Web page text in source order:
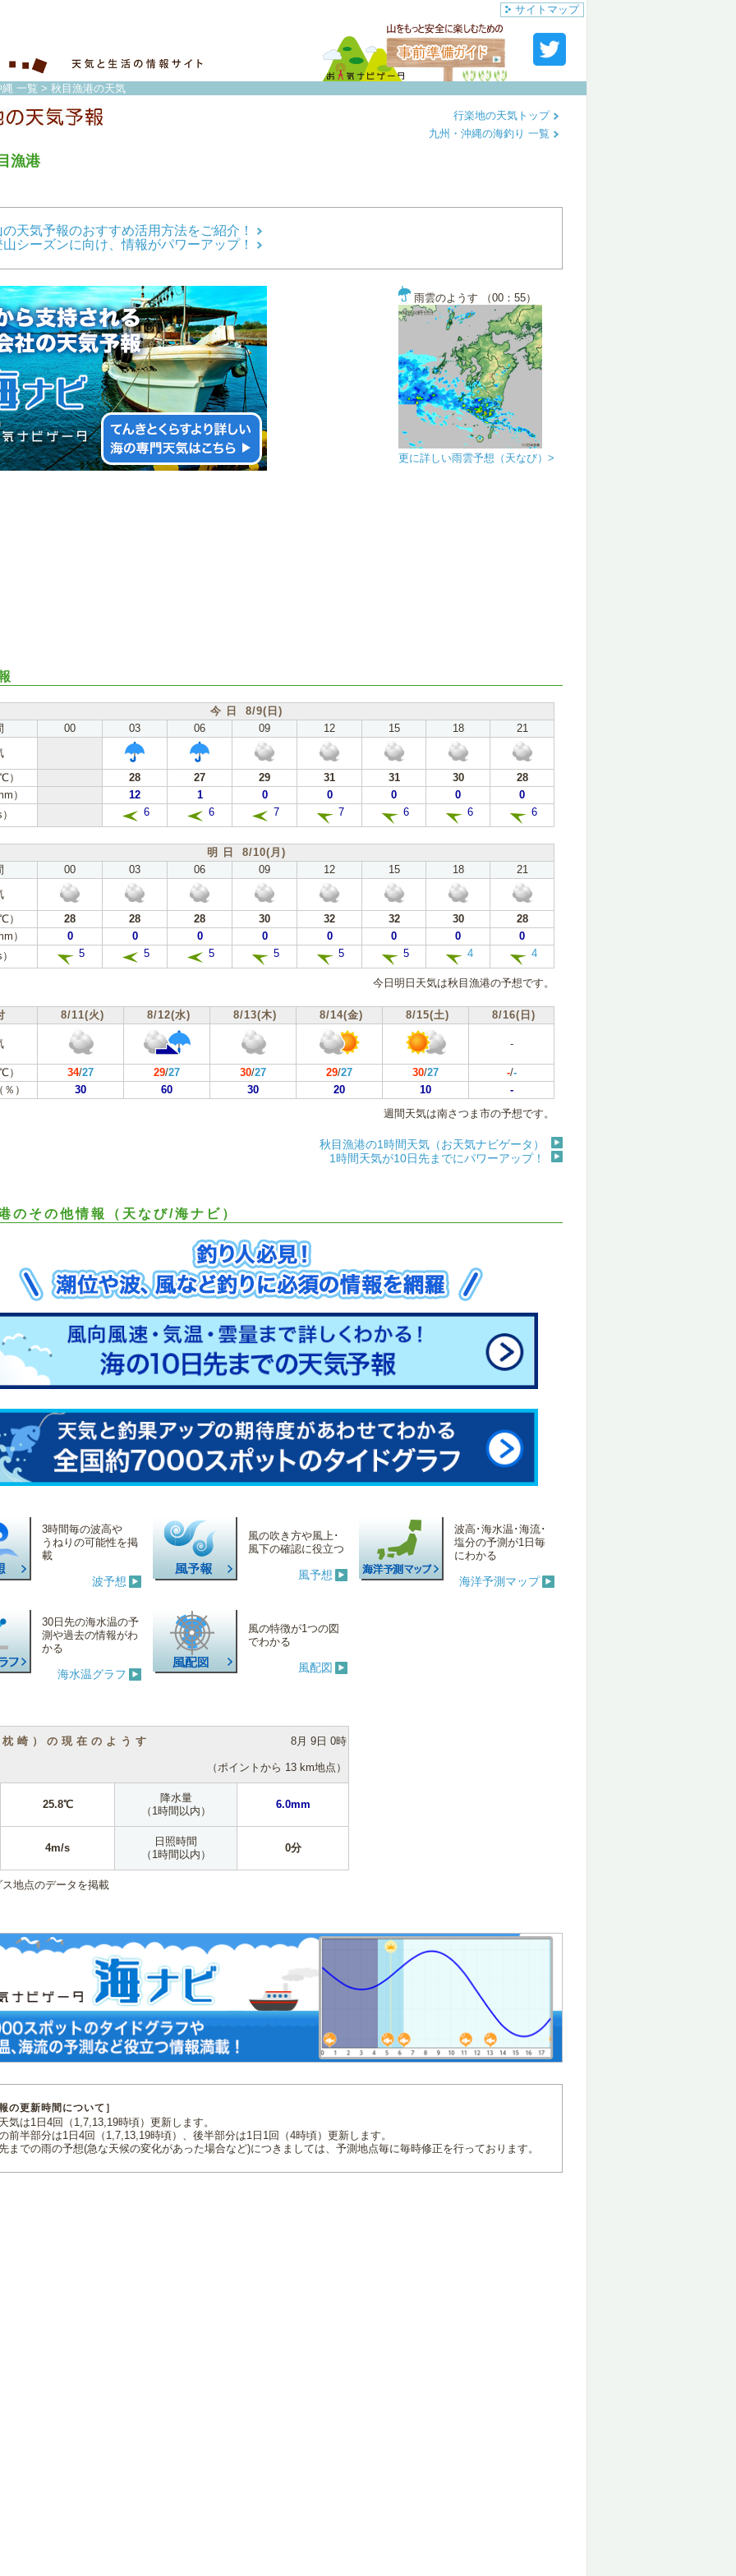
サイトマップ
一覧 > 秋目漁港の天気
漁港
行楽地の天気トップ
九州・沖縄の海釣り 一覧
天気予報のおすすめ活用方法をご紹介！
シーズンに向け、情報がパワーアップ！
雨雲のようす （00：55）
更に詳しい雨雲予想（天なび）>
今 日 8/9(日)
00 03 06 09 12 15 18
21
28 27 29 31 31 30
28
）
12 1 0 0 0 0
0
6 6 7 7 6 6 6
明 日 8/10(月)
00 03 06 09 12 15 18
21
28 28 28 30 32 32 30
28
）
0 0 0 0 0 0 0
0
5 5 5 5 5 5 4 4
今日明日天気は秋目漁港の予想です。
8/11(火) 8/12(水) 8/13(木) 8/14(金) 8/15(土) 8/16(日)
-
34/27 29/27 30/27 29/27 30/27 -/-
）
30 60 30 20 10
-
週間天気は南さつま市の予想です。
秋目漁港の1時間天気（お天気ナビゲータ）
1時間天気が10日先までにパワーアップ！
のその他情報（天なび/海ナビ）
3時間毎の波高や
うねりの可能性を掲
載
波予想
風の吹き方や風上･
風下の確認に役立つ
風予想
波高･海水温･海流･
塩分の予測が1日毎
にわかる
海洋予測マップ
30日先の海水温の予
測や過去の情報がわ
かる
海水温グラフ
風の特徴が1つの図
でわかる
風配図
崎）の現在のようす 8月 9日 0時
（ポイントから 13 km地点）
25.8℃
降水量
（1時間以内）
6.0mm
4m/s
日照時間
（1時間以内）
0分
地点のデータを掲載
の更新時間について］
気は1日4回（1,7,13,19時頃）更新します。
前半部分は1日4回（1,7,13,19時頃）、後半部分は1日1回（4時頃）更新します。
までの雨の予想(急な天候の変化があった場合など)につきましては、予測地点毎に毎時修正を行っております。